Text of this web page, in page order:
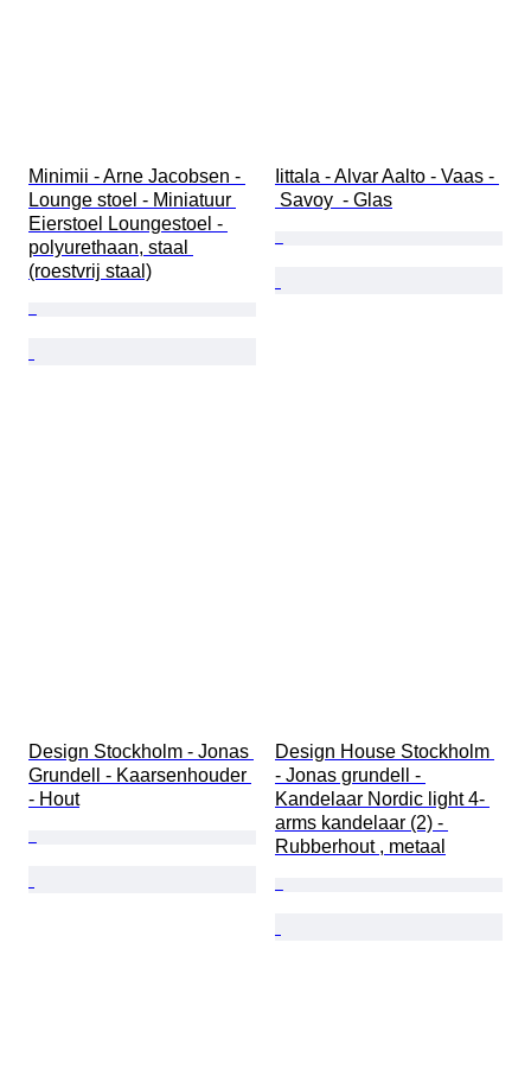
Minimii - Arne Jacobsen -
Lounge stoel - Miniatuur
Eierstoel Loungestoel -
polyurethaan, staal
(roestvrij staal)
Iittala - Alvar Aalto - Vaas -
Savoy  - Glas
Design Stockholm - Jonas
Grundell - Kaarsenhouder
- Hout
Design House Stockholm
- Jonas grundell -
Kandelaar Nordic light 4-
arms kandelaar (2) -
Rubberhout , metaal